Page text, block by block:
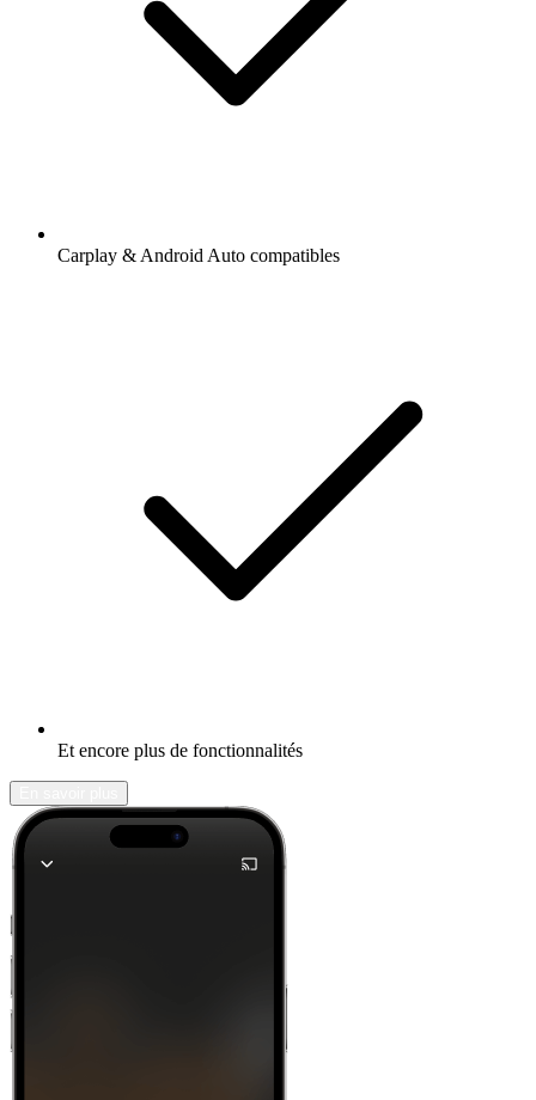
Carplay & Android Auto compatibles
Et encore plus de fonctionnalités